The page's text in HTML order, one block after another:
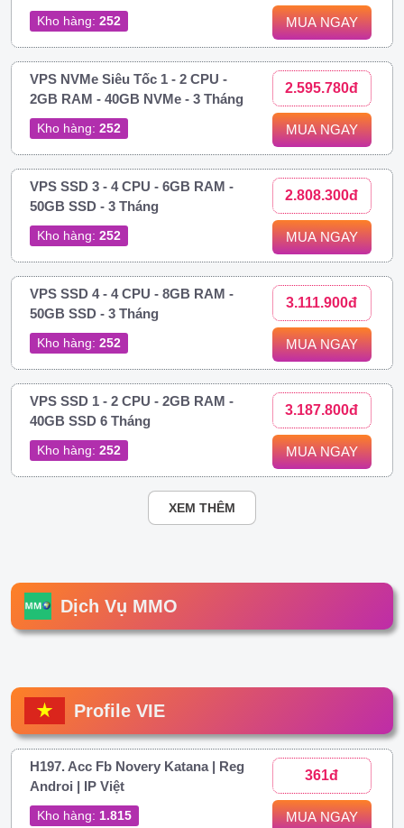
Kho hàng: 252 MUA NGAY
VPS NVMe Siêu Tốc 1 - 2 CPU -
2GB RAM - 40GB NVMe - 3 Tháng
Kho hàng: 252
2.595.780đ
MUA NGAY
VPS SSD 3 - 4 CPU - 6GB RAM -
50GB SSD - 3 Tháng
Kho hàng: 252
2.808.300đ
MUA NGAY
VPS SSD 4 - 4 CPU - 8GB RAM -
50GB SSD - 3 Tháng
Kho hàng: 252
3.111.900đ
MUA NGAY
VPS SSD 1 - 2 CPU - 2GB RAM -
40GB SSD 6 Tháng
Kho hàng: 252
3.187.800đ
MUA NGAY
XEM THÊM
Dịch Vụ MMO
Profile VIE
H197. Acc Fb Novery Katana | Reg
Androi | IP Việt
Kho hàng: 1.815
361đ
MUA NGAY